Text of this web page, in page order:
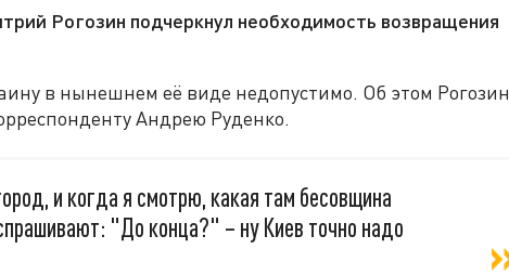
Рогозин подчеркнул необходимость возвращения
в нынешнем её виде недопустимо. Об этом Рогозин
Андрею Руденко.
и когда я смотрю, какая там бесовщина
"До конца?" – ну Киев точно надо